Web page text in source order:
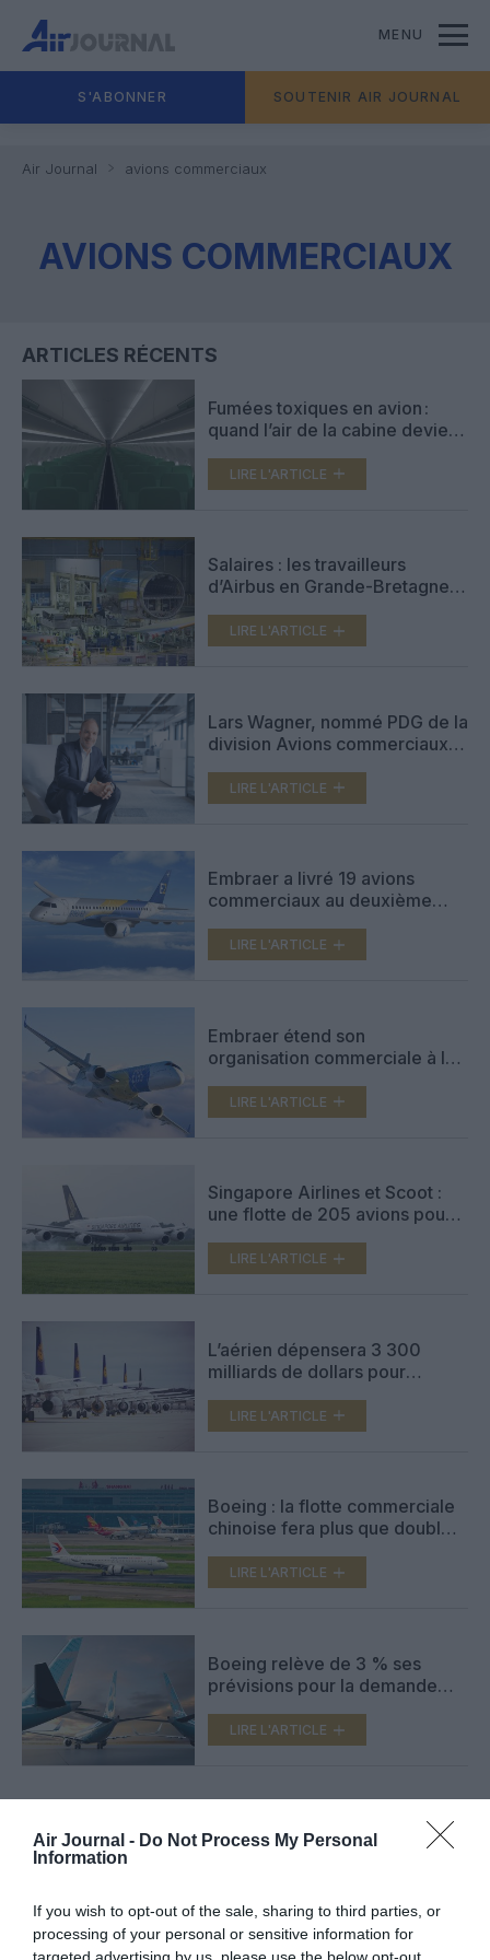
Air Journal - Do Not Process My Personal
Information
If you wish to opt-out of the sale, sharing to third parties, or
processing of your personal or sensitive information for
MENU
S'ABONNER SOUTENIR AIR JOURNAL
Air Journal avions commerciaux
AVIONS COMMERCIAUX
ARTICLES RÉCENTS
Fumées toxiques en avion :
quand l’air de la cabine devient
LIRE L'ARTICLE
Salaires : les travailleurs
d’Airbus en Grande-Bretagne
en septembre
LIRE L'ARTICLE
Lars Wagner, nommé PDG de la
division Avions commerciaux
LIRE L'ARTICLE
Embraer a livré 19 avions
commerciaux au deuxième
LIRE L'ARTICLE
Embraer étend son
organisation commerciale à la
LIRE L'ARTICLE
Singapore Airlines et Scoot :
une flotte de 205 avions pour
LIRE L'ARTICLE
L’aérien dépensera 3 300
milliards de dollars pour
cours des 20 prochaines
années
LIRE L'ARTICLE
Boeing : la flotte commerciale
chinoise fera plus que doubler
LIRE L'ARTICLE
Boeing relève de 3 % ses
prévisions pour la demande
LIRE L'ARTICLE
Appel aux lecteurs !
Soutenez Air Journal participezà son